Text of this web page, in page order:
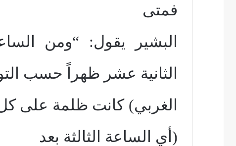
فمتى
البشير يقول: “ومن
الثانية عشر ظهراً حسب
الغربي) كانت ظلمة على
(أي الساعة الثالثة بعد